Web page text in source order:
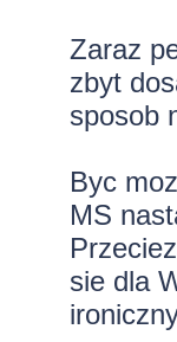
Zaraz
zbyt
sposob
Byc
MS
sie dla